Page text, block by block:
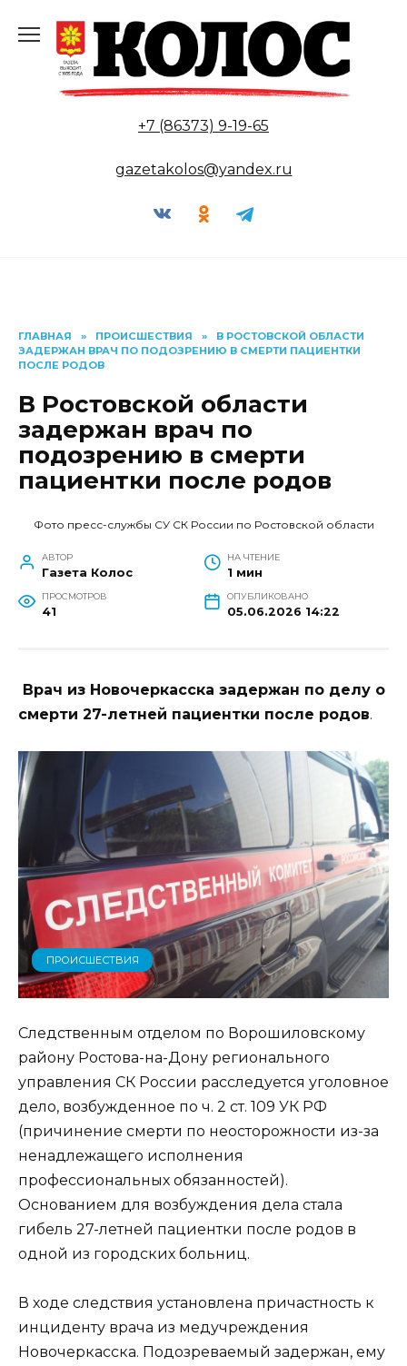
содержанию
+7 (86373) 9-19-65
gazetakolos@yandex.ru
ГЛАВНАЯ » ПРОИСШЕСТВИЯ »
В РОСТОВСКОЙ ОБЛАСТИ
ЗАДЕРЖАН ВРАЧ ПО ПОДОЗРЕНИЮ В СМЕРТИ ПАЦИЕНТКИ
ПОСЛЕ РОДОВ
В Ростовской области
задержан врач по
подозрению в смерти
пациентки после родов
Фото пресс-службы СУ СК России по Ростовской области
АВТОР
Газета Колос
НА ЧТЕНИЕ
1 мин
ПРОСМОТРОВ
41
ОПУБЛИКОВАНО
05.06.2026 14:22
Врач из Новочеркасска задержан по делу о
смерти 27-летней пациентки после родов.
ПРОИСШЕСТВИЯ
Следственным отделом по Ворошиловскому
району Ростова-на-Дону регионального
управления СК России расследуется уголовное
дело, возбужденное по ч. 2 ст. 109 УК РФ
(причинение смерти по неосторожности из-за
ненадлежащего исполнения
профессиональных обязанностей).
Основанием для возбуждения дела стала
гибель 27-летней пациентки после родов в
одной из городских больниц.
В ходе следствия установлена причастность к
инциденту врача из медучреждения
Новочеркасска. Подозреваемый задержан, ему